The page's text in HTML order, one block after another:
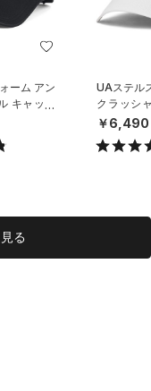
ーム アン
キャップ
ル/UNISE
UAステル
クラッシ
（ライフ
￥6,490
る